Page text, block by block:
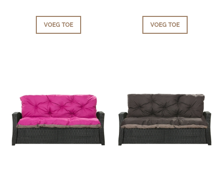
VOEG TOE VOEG TOE